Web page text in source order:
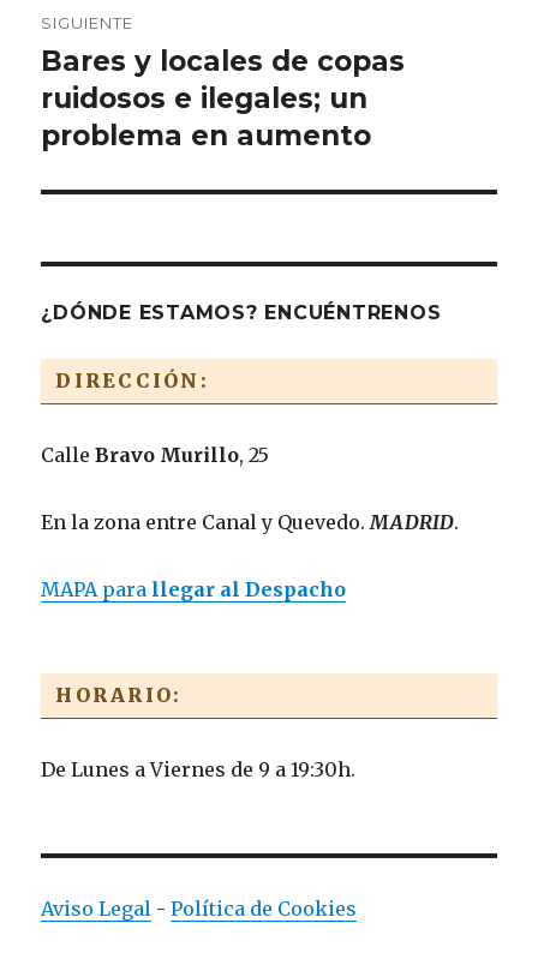
SIGUIENTE
Entrada
siguiente:
Bares y locales de copas
ruidosos e ilegales; un
problema en aumento
¿DÓNDE ESTAMOS? ENCUÉNTRENOS
DIRECCIÓN:
CalleBravo Murillo, 25
En la zona entre Canal y Quevedo.MADRID.
MAPA para llegar al Despacho
HORARIO:
De Lunes a Viernes de 9 a 19:30h.
Aviso Legal -Política de Cookies